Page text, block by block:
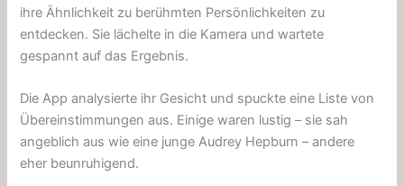
ihre Ähnlichkeit zu berühmten Persönlichkeiten zu
entdecken. Sie lächelte in die Kamera und wartete
gespannt auf das Ergebnis.
Die App analysierte ihr Gesicht und spuckte eine Liste von
Übereinstimmungen aus. Einige waren lustig – sie sah
angeblich aus wie eine junge Audrey Hepburn – andere
eher beunruhigend.